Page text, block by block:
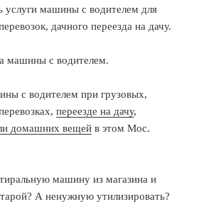
услуги машины с водителем для
дачного переезда на дачу.
с водителем при грузовых,
переезде на дачу,
домашних вещей в этом Мос.
машину из магазина и
А ненужную утилизировать?